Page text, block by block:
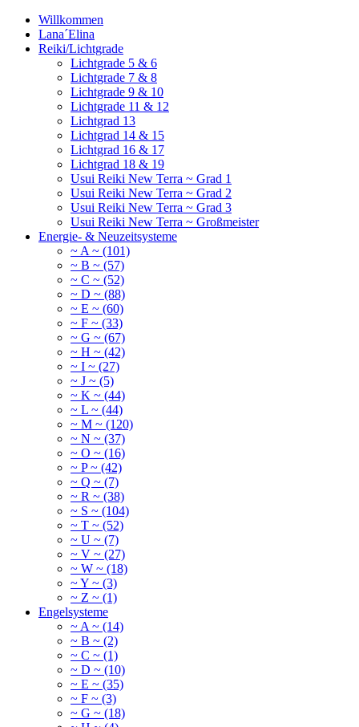
Willkommen
Lana´Elina
Reiki/Lichtgrade
Lichtgrade 5 & 6
Lichtgrade 7 & 8
Lichtgrade 9 & 10
Lichtgrade 11 & 12
Lichtgrad 13
Lichtgrad 14 & 15
Lichtgrad 16 & 17
Lichtgrad 18 & 19
Usui Reiki New Terra ~ Grad 1
Usui Reiki New Terra ~ Grad 2
Usui Reiki New Terra ~ Grad 3
Usui Reiki New Terra ~ Großmeister
Energie- & Neuzeitsysteme
~ A ~ (101)
~ B ~ (57)
~ C ~ (52)
~ D ~ (88)
~ E ~ (60)
~ F ~ (33)
~ G ~ (67)
~ H ~ (42)
~ I ~ (27)
~ J ~ (5)
~ K ~ (44)
~ L ~ (44)
~ M ~ (120)
~ N ~ (37)
~ O ~ (16)
~ P ~ (42)
~ Q ~ (7)
~ R ~ (38)
~ S ~ (104)
~ T ~ (52)
~ U ~ (7)
~ V ~ (27)
~ W ~ (18)
~ Y ~ (3)
~ Z ~ (1)
Engelsysteme
~ A ~ (14)
~ B ~ (2)
~ C ~ (1)
~ D ~ (10)
~ E ~ (35)
~ F ~ (3)
~ G ~ (18)